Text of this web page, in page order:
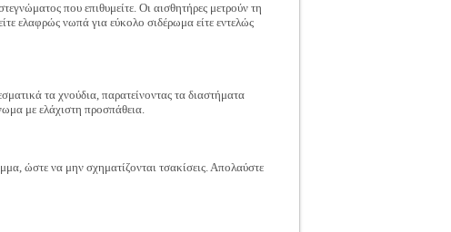
που επιθυμείτε. Οι αισθητήρες μετρούν τη
ελαφρώς νωπά για εύκολο σιδέρωμα είτε εντελώς
τα χνούδια, παρατείνοντας τα διαστήματα
με ελάχιστη προσπάθεια.
ώστε να μην σχηματίζονται τσακίσεις. Απολαύστε